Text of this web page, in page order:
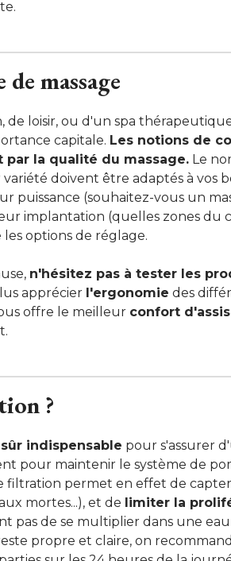
massage
de loisir, ou d'un spa
capitale. Les notions de
la qualité du massage. Le
doivent être adaptés à vos
puissance (souhaitez-vous un
implantation (quelles zones du
les options de réglage.
n'hésitez pas à tester les
apprécier l'ergonomie des
offre le meilleur confort
?
indispensable pour s'assurer
pour maintenir le système de
filtration permet en effet de
mortes...), et de limiter la
pas de se multiplier dans une eau
propre et claire, on